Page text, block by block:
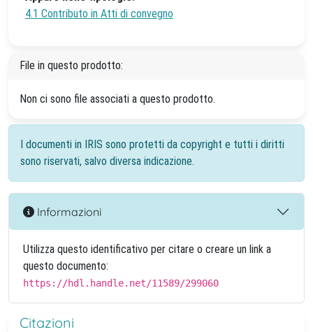
4.1 Contributo in Atti di convegno
File in questo prodotto:
Non ci sono file associati a questo prodotto.
I documenti in IRIS sono protetti da copyright e tutti i diritti
sono riservati, salvo diversa indicazione.
Informazioni
Utilizza questo identificativo per citare o creare un link a
questo documento:
https://hdl.handle.net/11589/299060
Citazioni